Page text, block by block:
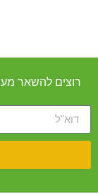
רוצים להשאר